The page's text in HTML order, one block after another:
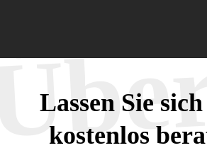
Lassen Sie
kostenlos